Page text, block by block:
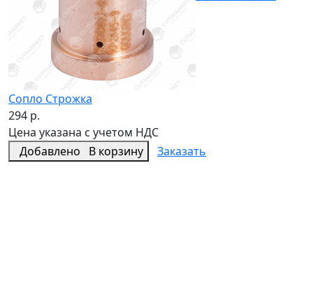
Сопло Строжка
294 р.
Цена указана с учетом НДС
Добавлено
В корзину Заказать